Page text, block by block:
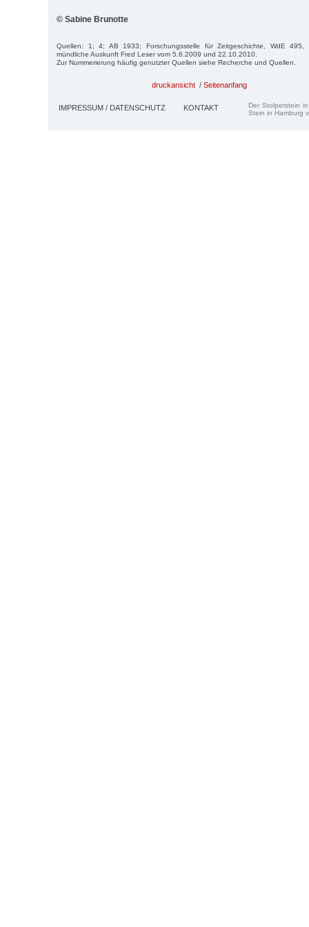
© Sabine Brunotte
Quellen: 1; 4; AB 1933; Forschungsstelle für Zeitgeschichte, WdE 495,
mündliche Auskunft Fred Leser vom 5.6.2009 und 22.10.2010.
Zur Nummerierung häufig genutzter Quellen siehe Recherche und Quellen.
druckansicht / Seitenanfang
IMPRESSUM / DATENSCHUTZ KONTAKT
Der Stolperstein
Stein in Hamburg